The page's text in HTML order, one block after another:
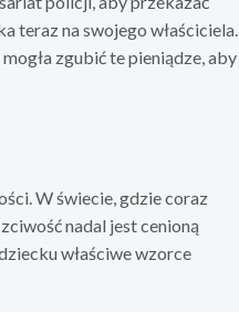
teraz na swojego właściciela.
zgubić te pieniądze, aby
W świecie, gdzie coraz
nadal jest cenioną
właściwe wzorce